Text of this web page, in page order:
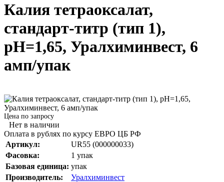
Калия тетраоксалат,
стандарт-титр (тип 1),
рН=1,65, Уралхиминвест, 6
амп/упак
Цена по запросу
Нет в наличии
Оплата в рублях по курсу ЕВРО ЦБ РФ
Артикул:
UR55 (000000033)
Фасовка:
1 упак
Базовая единица: упак
Производитель:
Уралхиминвест